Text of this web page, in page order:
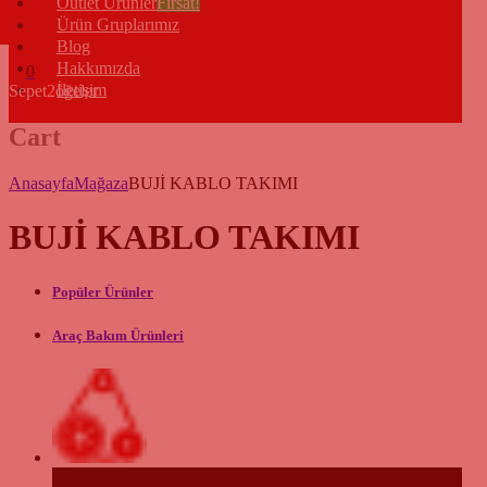
Ürün Gruplarımız
Blog
Hakkımızda
İletişim
0
Sepet2öğeler
Cart
AnasayfaMağazaBUJİ KABLO TAKIMI
BUJİ KABLO TAKIMI
Popüler Ürünler
Araç Bakım Ürünleri